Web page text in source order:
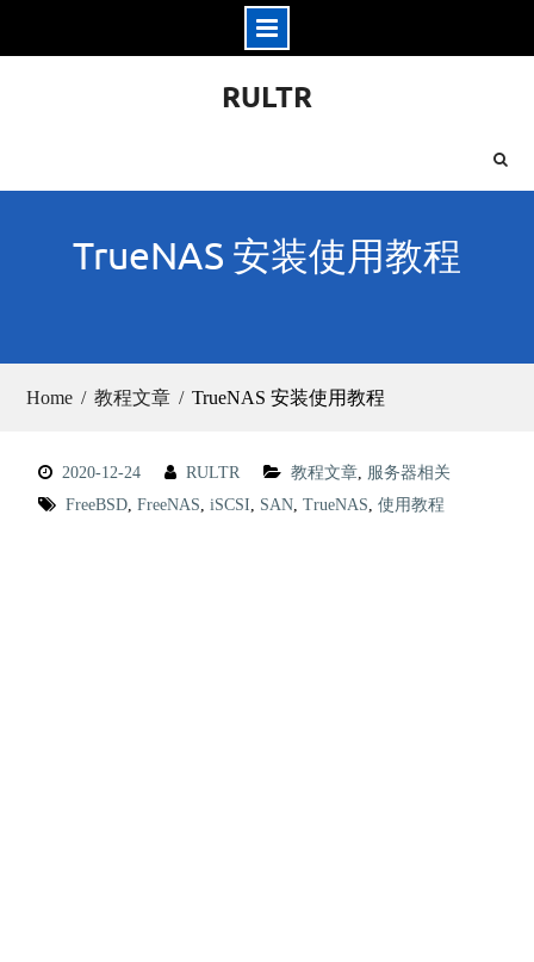
RULTR
TrueNAS 安装使用教程
Home 教程文章 TrueNAS 安装使用教程
2020-12-24 RULTR 教程文章, 服务器相关
FreeBSD, FreeNAS, iSCSI, SAN, TrueNAS, 使用教程